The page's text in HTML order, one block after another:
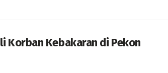
Korban Kebakaran di Pekon